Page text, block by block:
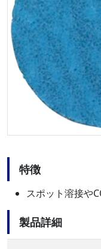
特徴
スポット溶接や
製品詳細